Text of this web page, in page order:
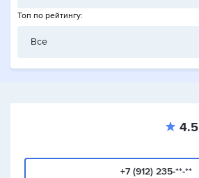
Топ по рейтингу:
Все
4.5
+7 (912) 235-**-**